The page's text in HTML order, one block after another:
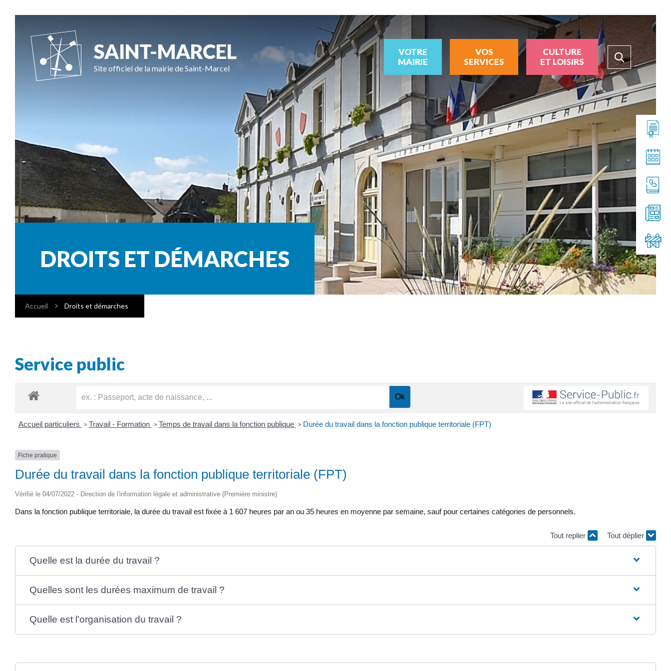
SAINT-MARCEL
Site officiel de la mairie de Saint-Marcel
VOTRE
MAIRIE
VOS
SERVICES
CULTURE
ET LOISIRS
DROITS ET DÉMARCHES
Accueil Droits et démarches
Service public
Accueil particuliers > Travail - Formation > Temps de travail dans la fonction publique > Durée du travail dans la fonction publique territoriale (FPT)
Fiche pratique
Durée du travail dans la fonction publique territoriale (FPT)
Vérifié le 04/07/2022 - Direction de l'information légale et administrative (Première ministre)
Dans la fonction publique territoriale, la durée du travail est fixée à 1 607 heures par an ou 35 heures en moyenne par semaine, sauf pour certaines catégories de personnels.
Tout replier Tout déplier
Quelle est la durée du travail ?
Quelles sont les durées maximum de travail ?
Quelle est l'organisation du travail ?